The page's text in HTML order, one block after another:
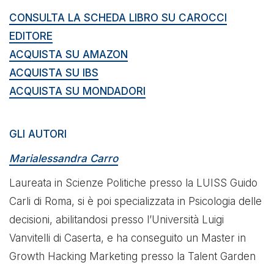
CONSULTA LA SCHEDA LIBRO SU CAROCCI
EDITORE
ACQUISTA SU AMAZON
ACQUISTA SU IBS
ACQUISTA SU MONDADORI
GLI AUTORI
Marialessandra Carro
Laureata in Scienze Politiche presso la LUISS Guido
Carli di Roma, si è poi specializzata in Psicologia delle
decisioni, abilitandosi presso l’Università Luigi
Vanvitelli di Caserta, e ha conseguito un Master in
Growth Hacking Marketing presso la Talent Garden